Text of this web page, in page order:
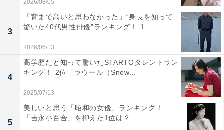
人の心に忘れがたい軌跡を刻んでいます。仲間や試練を
乗り越えた思い出が、30代にとって“青春を捧げたゼル
回答者からは「現在と未来を行き来できることが面白す
ぎる神ゲーでした」（30代女性／埼玉県）、「初めて触
れたゼルダシリーズ。いい音楽とストーリーに、ブラウ
ン管にかぶりついて遊びました」（30代女性／埼玉
県）、「時のオカリナは、ミニゲームや妖精集めなど収
2026/08/05
3
「背まで高いと思わなかった」“身長を知って
驚いた40代男性俳優”ランキング！ 1...
2026/06/13
4
高学歴だと知って驚いたSTARTOタレントラン
キング！ 2位「ラウール（Snow...
2025/07/13
5
美しいと思う「昭和の女優」ランキング！
「吉永小百合」を抑えた1位は？